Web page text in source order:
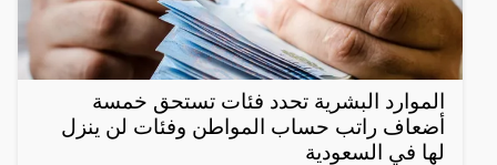
الموارد البشرية تحدد فئات تستحق خمسة
أضعاف راتب حساب المواطن وفئات لن ينزل
لها في السعودية